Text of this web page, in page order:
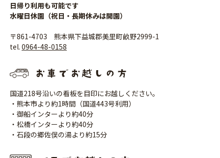
日帰り利用も可能です
水曜日休園（祝日・長期休みは開園）
〒861-4703 熊本県下益城郡美里町畝野2999-1
tel. 0964-48-0158
国道218号沿いの看板を目印にお越しください。
・熊本市より約1時間（国道443号利用）
・御船インターより約40分
・松橋インターより約40分
・石段の郷佐俣の湯より約15分